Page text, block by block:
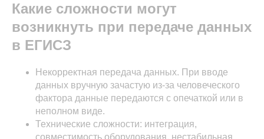
Какие сложности могут
возникнуть при передаче данных
в ЕГИСЗ
Некорректная передача данных. При вводе
данных вручную зачастую из-за человеческого
фактора данные передаются с опечаткой или в
неполном виде.
Технические сложности: интеграция,
совместимость оборудования, нестабильная